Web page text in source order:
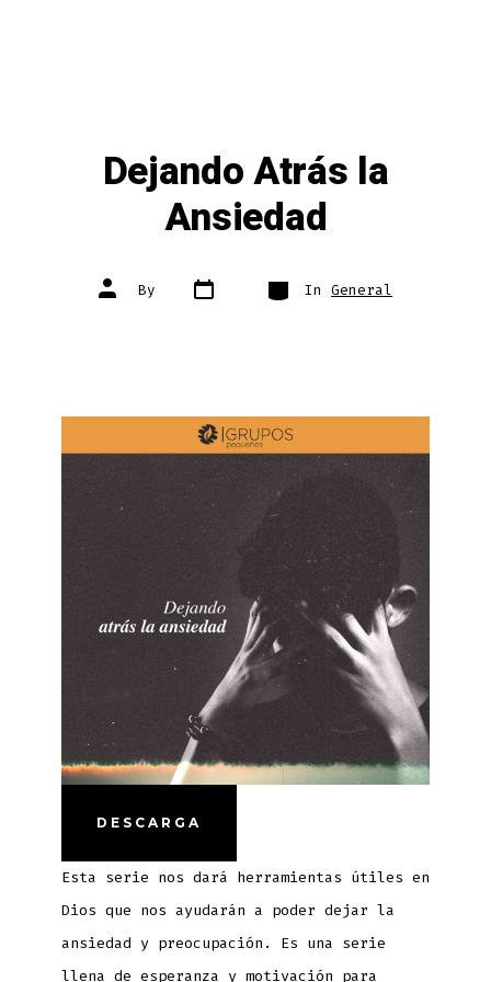
Dejando Atrás la
Ansiedad
Post
author
By Post
date
Categories
In General
DESCARGA
Esta serie nos dará herramientas útiles en
Dios que nos ayudarán a poder dejar la
ansiedad y preocupación. Es una serie
llena de esperanza y motivación para